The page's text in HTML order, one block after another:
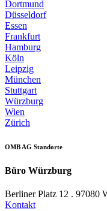
Dortmund
Düsseldorf
Essen
Frankfurt
Hamburg
Köln
Leipzig
München
Stuttgart
Würzburg
Wien
Zürich
OMB AG Standorte
Büro Würzburg
Berliner Platz 12 . 97080
Kontakt